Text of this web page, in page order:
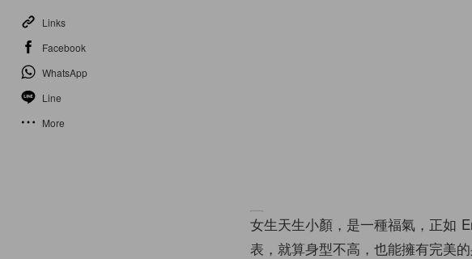
Links
Facebook
WhatsApp
Line
More
女生天生小顏，是一種福氣，正如
表，就算身型不高，也能擁有完美